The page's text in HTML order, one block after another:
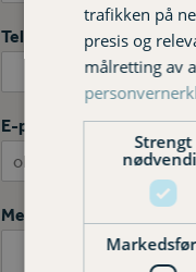
Telefonnummer
E-post
Melding
trafikken på
presis og
målretting av
Strengt